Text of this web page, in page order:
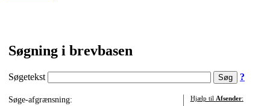
Søgning i brevbasen
Søgetekst ?
Søge-afgrænsning:
Hjælp til Afsender: